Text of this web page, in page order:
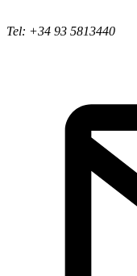
Tel: +34 93 5813440